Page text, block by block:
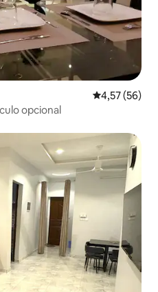
4,57 de uma
4,57 (56)
opcional